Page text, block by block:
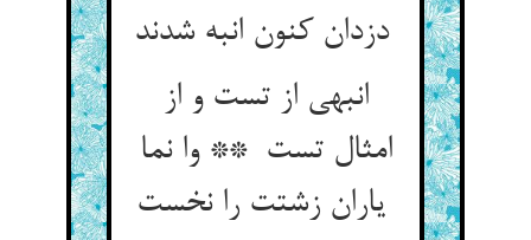
دزدان کنون انبه شدند
انبهی از تست و از
امثال تست ** وا نما